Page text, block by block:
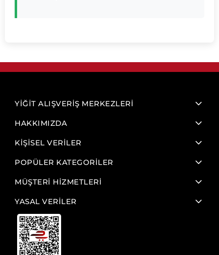
YİĞİT ALIŞVERİŞ MERKEZLERİ
HAKKIMIZDA
KİŞİSEL VERİLER
POPÜLER KATEGORİLER
MÜŞTERİ HİZMETLERİ
YASAL VERİLER